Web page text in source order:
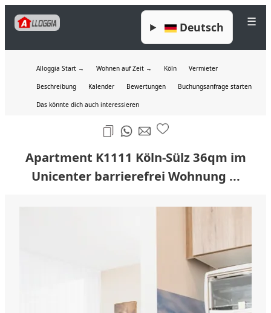
☰
Deutsch
Alloggia Start → Wohnen auf Zeit → Köln Vermieter
Beschreibung Kalender Bewertungen Buchungsanfrage starten
Das könnte dich auch interessieren
Apartment K1111 Köln-Sülz 36qm im
Unicenter barrierefrei Wohnung ...